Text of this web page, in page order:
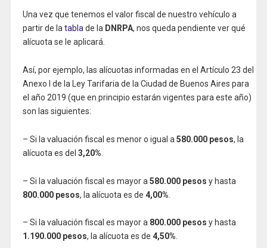
Una vez que tenemos el valor fiscal de nuestro vehículo a
partir de la tabla de la DNRPA, nos queda pendiente ver qué
alícuota se le aplicará.
Así, por ejemplo, las alícuotas informadas en el Artículo 23 del
Anexo I de la Ley Tarifaria de la Ciudad de Buenos Aires para
el año 2019 (que en principio estarán vigentes para este año)
son las siguientes:
– Si la valuación fiscal es menor o igual a 580.000 pesos, la
alícuota es del 3,20%
– Si la valuación fiscal es mayor a 580.000 pesos y hasta
800.000 pesos, la alícuota es de 4,00%
– Si la valuación fiscal es mayor a 800.000 pesos y hasta
1.190.000 pesos, la alícuota es de 4,50%.